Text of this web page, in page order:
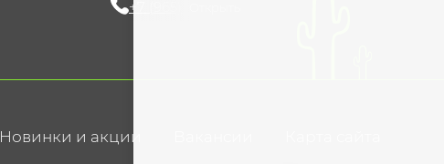
+7 (965) 420-10-10
Новинки и акции